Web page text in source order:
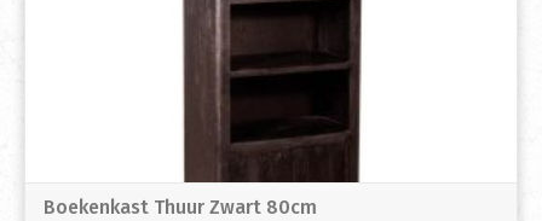
Boekenkast Thuur Zwart 80cm